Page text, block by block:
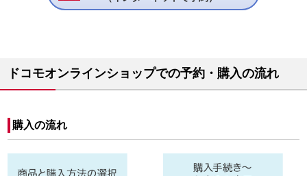
ドコモオンラインショップでの予約・購入の流れ
購入の流れ